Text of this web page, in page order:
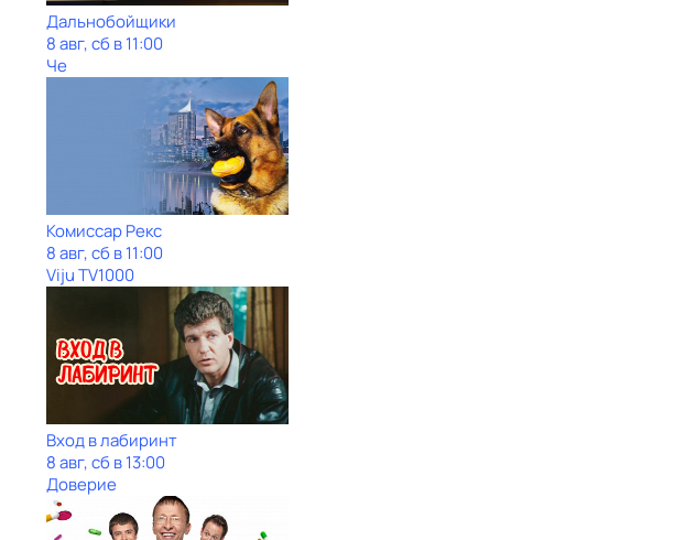
Дальнобойщики
8 авг, сб в 11:00
Че
Комиссар Рекс
8 авг, сб в 11:00
Viju TV1000
Вход в лабиринт
8 авг, сб в 13:00
Доверие